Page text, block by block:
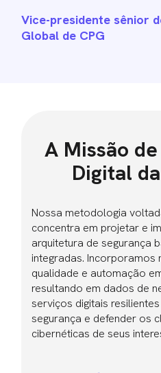
Vice-presidente sênior
Global de CPG
A Missão
Digital
Nossa metodologia
concentra em projetar e
arquitetura de segurança
integradas. Incorporamos
qualidade e automação
resultando em dados de
serviços digitais
segurança e defender os
cibernéticas de seus